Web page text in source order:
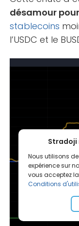
Stradoji
Nous utilisons
expérience sur
vous acceptez la
Conditions
désamour pour
stablecoins
l’USDC et le